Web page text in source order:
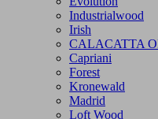
Industrialwood
Irish
CALACATTA
Capriani
Forest
Kronewald
Madrid
Loft Wood